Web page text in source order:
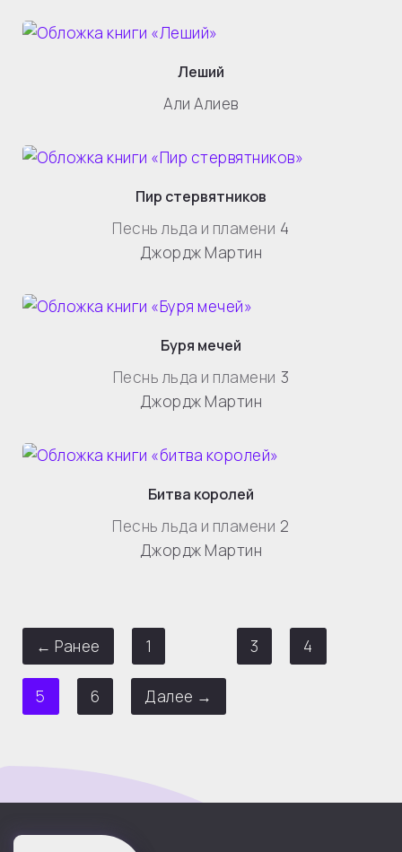
Леший
Али Алиев
Пир стервятников
Песнь льда и пламени 4
Джордж Мартин
Буря мечей
Песнь льда и пламени 3
Джордж Мартин
Битва королей
Песнь льда и пламени 2
Джордж Мартин
← Ранее 1 3 4
5 6 Далее →